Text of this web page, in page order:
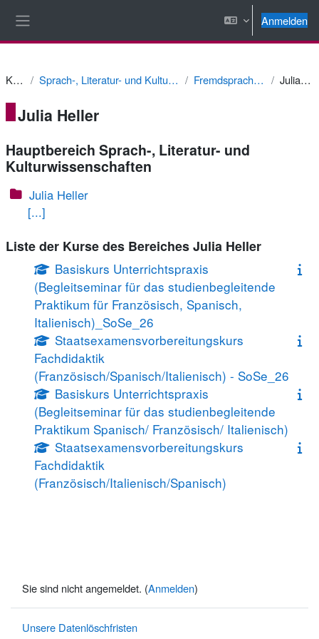
Anmelden
Kurse Sprach-, Literatur- und Kulturwissenschaften Fremdsprachendidaktik Julia Heller
Julia Heller
Hauptbereich Sprach-, Literatur- und
Kulturwissenschaften
Julia Heller
[...]
Liste der Kurse des Bereiches Julia Heller
Basiskurs Unterrichtspraxis
(Begleitseminar für das studienbegleitende
Praktikum für Französisch, Spanisch,
Italienisch)_SoSe_26
Staatsexamensvorbereitungskurs
Fachdidaktik
(Französisch/Spanisch/Italienisch) - SoSe_26
Basiskurs Unterrichtspraxis
(Begleitseminar für das studienbegleitende
Praktikum Spanisch/ Französisch/ Italienisch)
Staatsexamensvorbereitungskurs
Fachdidaktik
(Französisch/Italienisch/Spanisch)
Sie sind nicht angemeldet. (Anmelden)
Unsere Datenlöschfristen